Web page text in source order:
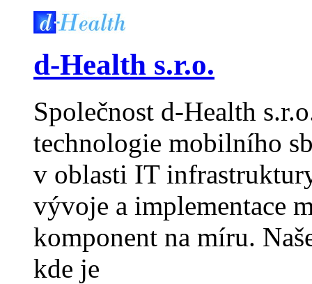
d-Health s.r.o.
Společnost d-Health
technologie mobilního
v oblasti IT
vývoje a implementace
komponent na míru.
kde je